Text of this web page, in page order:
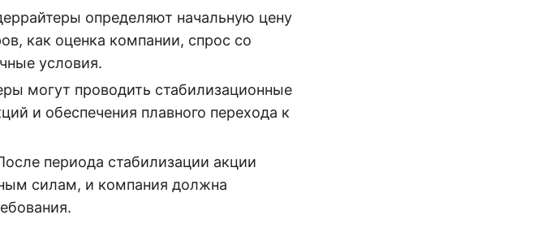
определяют начальную цену
как оценка компании, спрос со
условия.
могут проводить стабилизационные
и обеспечения плавного перехода к
периода стабилизации акции
силам, и компания должна